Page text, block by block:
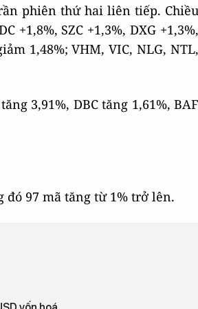
phiên thứ hai liên tiếp. Chiều
+1,8%, SZC +1,3%, DXG +1,3%,
1,48%; VHM, VIC, NLG, NTL,
3,91%, DBC tăng 1,61%, BAF
đó 97 mã tăng từ 1% trở lên.